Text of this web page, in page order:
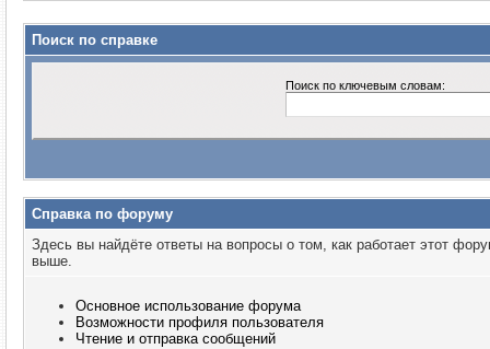
Поиск по справке
Поиск по ключевым словам:
Справка по форуму
Здесь вы найдёте ответы на вопросы о том, как работает этот
выше.
Основное использование форума
Возможности профиля пользователя
Чтение и отправка сообщений